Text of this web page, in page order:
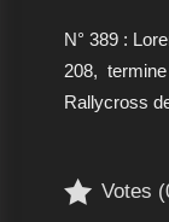
N° 389 :
208,
Rallycross
 Votes (